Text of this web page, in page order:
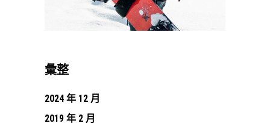
彙整
2024 年 12 月
2019 年 2 月